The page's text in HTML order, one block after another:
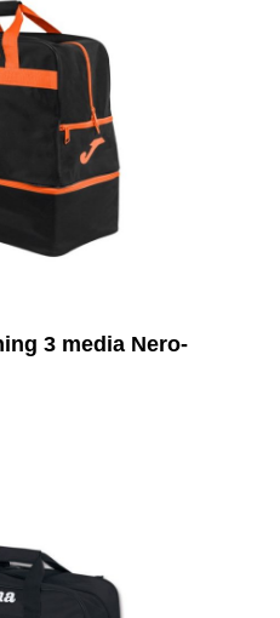
3 media Nero-